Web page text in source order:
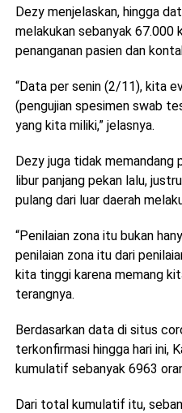
Dezy menjelaskan, hingga
melakukan sebanyak
penanganan pasien dan
“Data per senin (2/11), kita
(pengujian spesimen swab
yang kita miliki,” jelasnya.
Dezy juga tidak memandang
libur panjang pekan lalu,
pulang dari luar daerah
“Penilaian zona itu bukan
penilaian zona itu dari
kita tinggi karena memang
terangnya.
Berdasarkan data di situs
terkonfirmasi hingga hari ini,
kumulatif sebanyak 6963
Dari total kumulatif itu,